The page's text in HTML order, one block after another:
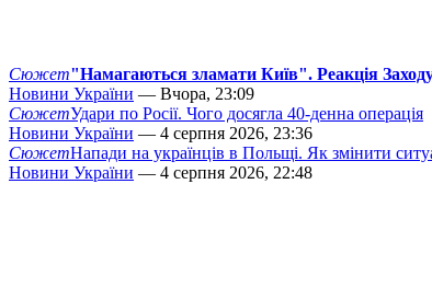
Сюжет"Намагаються зламати Київ". Реакція
Новини України — Вчора, 23:09
СюжетУдари по Росії. Чого досягла 40-денна операція
Новини України — 4 серпня 2026, 23:36
СюжетНапади на українців в Польщі. Як змінити
Новини України — 4 серпня 2026, 22:48